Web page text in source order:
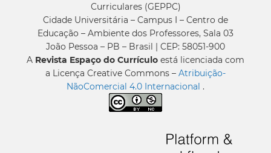
Curriculares (GEPPC)
Cidade Universitária – Campus I – Centro de
Educação – Ambiente dos Professores, Sala 03
João Pessoa – PB – Brasil | CEP: 58051-900
A Revista Espaço do Currículo está licenciada com
a Licença Creative Commons – Atribuição-
NãoComercial 4.0 Internacional .